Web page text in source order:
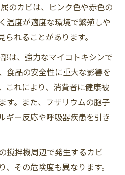
のカビは、ピンク色や赤色の
温度が適度な環境で繁殖しや
れることがあります。
は、強力なマイコトキシンで
食品の安全性に重大な影響を
これにより、消費者に健康被
す。また、フザリウムの胞子
ギー反応や呼吸器疾患を引き
撹拌機周辺で発生するカビ
その危険度も異なります。